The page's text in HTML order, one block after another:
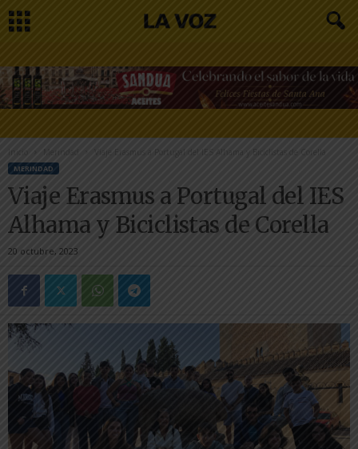
Inicio Viaje Erasmus a Portugal del IES Alhama y Biciclistas de Corella
MERINDAD
Viaje Erasmus a Portugal del IES
Alhama y Biciclistas de Corella
20 octubre, 2023